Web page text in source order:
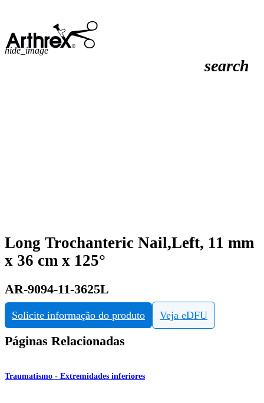
search
hide_image
Long Trochanteric Nail,Left, 11 mm
x 36 cm x 125°
AR-9094-11-3625L
Solicite informação do produto Veja eDFU
Páginas Relacionadas
Traumatismo - Extremidades inferiores